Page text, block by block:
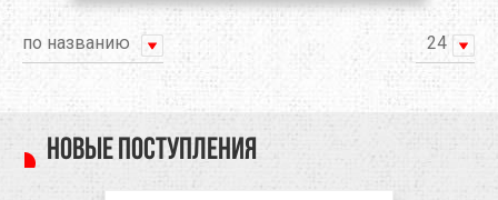
по названию 24
Новые поступления